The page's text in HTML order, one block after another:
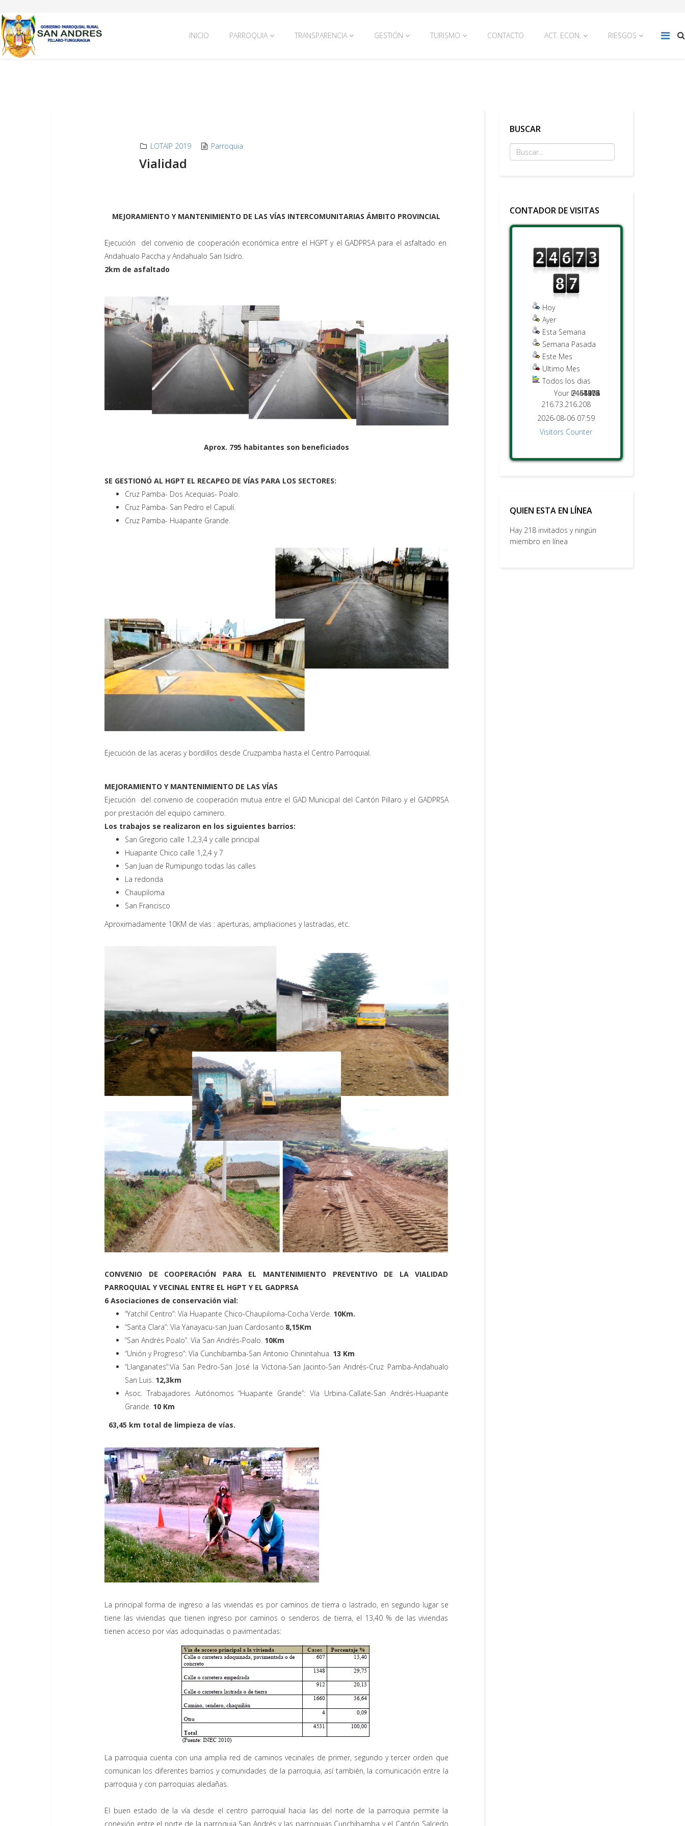
INICIO PARROQUIA TRANSPARENCIA GESTIÓN TURISMO CONTACTO ACT. ECON. RIESGOS
LOTAIP 2019 Parroquia
Vialidad
MEJORAMIENTO Y MANTENIMIENTO DE LAS VÍAS INTERCOMUNITARIAS ÁMBITO PROVINCIAL
Ejecución del convenio de cooperación económica entre el HGPT y el GADPRSA para el asfaltado en
Andahualo Paccha y Andahualo San Isidro.
2km de asfaltado
Aprox. 795 habitantes son beneficiados
SE GESTIONÓ AL HGPT EL RECAPEO DE VÍAS PARA LOS SECTORES:
Cruz Pamba- Dos Acequias- Poalo.
Cruz Pamba- San Pedro el Capulí.
Cruz Pamba- Huapante Grande.
Ejecución de las aceras y bordillos desde Cruzpamba hasta el Centro Parroquial.
MEJORAMIENTO Y MANTENIMIENTO DE LAS VÍAS
Ejecución del convenio de cooperación mutua entre el GAD Municipal del Cantón Pillaro y el GADPRSA
por prestación del equipo caminero.
Los trabajos se realizaron en los siguientes barrios:
San Gregorio calle 1,2,3,4 y calle principal
Huapante Chico calle 1,2,4 y 7
San Juan de Rumipungo todas las calles
La redonda
Chaupiloma
San Francisco
Aproximadamente 10KM de vías : aperturas, ampliaciones y lastradas, etc.
CONVENIO DE COOPERACIÓN PARA EL MANTENIMIENTO PREVENTIVO DE LA VIALIDAD
PARROQUIAL Y VECINAL ENTRE EL HGPT Y EL GADPRSA
6 Asociaciones de conservación vial:
“Yatchil Centro”: Vía Huapante Chico-Chaupiloma-Cocha Verde. 10Km.
“Santa Clara”: Vía Yanayacu-san Juan Cardosanto. 8,15Km
“San Andrés Poalo”. Vía San Andrés-Poalo. 10Km
“Unión y Progreso”: Vía Cunchibamba-San Antonio Chinintahua. 13 Km
“Llanganates”:Vía San Pedro-San José la Victoria-San Jacinto-San Andrés-Cruz Pamba-Andahualo
San Luis. 12,3km
Asoc. Trabajadores Autónomos “Huapante Grande”: Vía Urbina-Callate-San Andrés-Huapante
Grande. 10 Km
63,45 km total de limpieza de vías.
La principal forma de ingreso a las viviendas es por caminos de tierra o lastrado, en segundo lugar se
tiene las viviendas que tienen ingreso por caminos o senderos de tierra, el 13,40 % de las viviendas
tienen acceso por vías adoquinadas o pavimentadas:
La parroquia cuenta con una amplia red de caminos vecinales de primer, segundo y tercer orden que
comunican los diferentes barrios y comunidades de la parroquia, así también, la comunicación entre la
parroquia y con parroquias aledañas.
El buen estado de la vía desde el centro parroquial hacia las del norte de la parroquia permite la
conexión entre el norte de la parroquia San Andrés y las parroquias Cunchibamba y el Cantón Salcedo
BUSCAR
CONTADOR DE VISITAS
Hoy
Ayer
Esta Semana
Semana Pasada
Este Mes
Ultimo Mes
Todos los dias
372
1274
4915
2451476
8108
44015
2467387
Your IP:
216.73.216.208
2026-08-06 07:59
Visitors Counter
QUIEN ESTA EN LÍNEA
Hay 218 invitados y ningún
miembro en línea